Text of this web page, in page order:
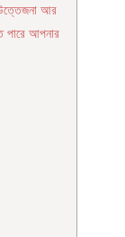
উত্তেজনা আর
পারে আপনার